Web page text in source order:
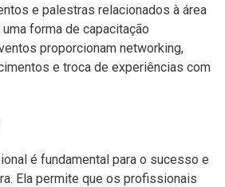
e palestras relacionados à área
forma de capacitação
proporcionam networking,
e troca de experiências com
é fundamental para o sucesso e
Ela permite que os profissionais